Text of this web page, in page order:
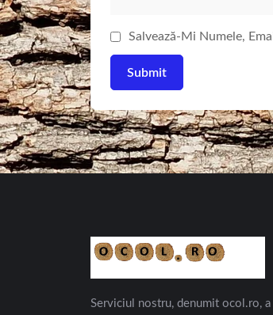
Salvează-Mi Numele,
Serviciul nostru, denumit ocol.ro, a